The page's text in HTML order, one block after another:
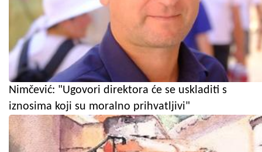
Nimčević: "Ugovori direktora će se uskladiti s
iznosima koji su moralno prihvatljivi"